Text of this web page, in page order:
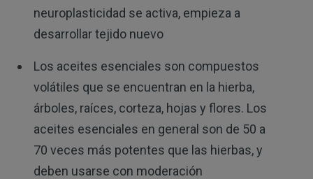
neuroplasticidad se activa, empieza a
desarrollar tejido nuevo
Los aceites esenciales son compuestos
volátiles que se encuentran en la hierba,
árboles, raíces, corteza, hojas y flores. Los
aceites esenciales en general son de 50 a
70 veces más potentes que las hierbas, y
deben usarse con moderación